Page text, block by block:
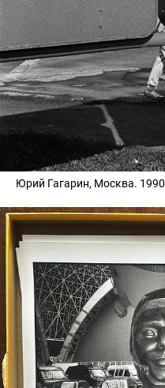
Юрий Гагарин, Москва. 1990